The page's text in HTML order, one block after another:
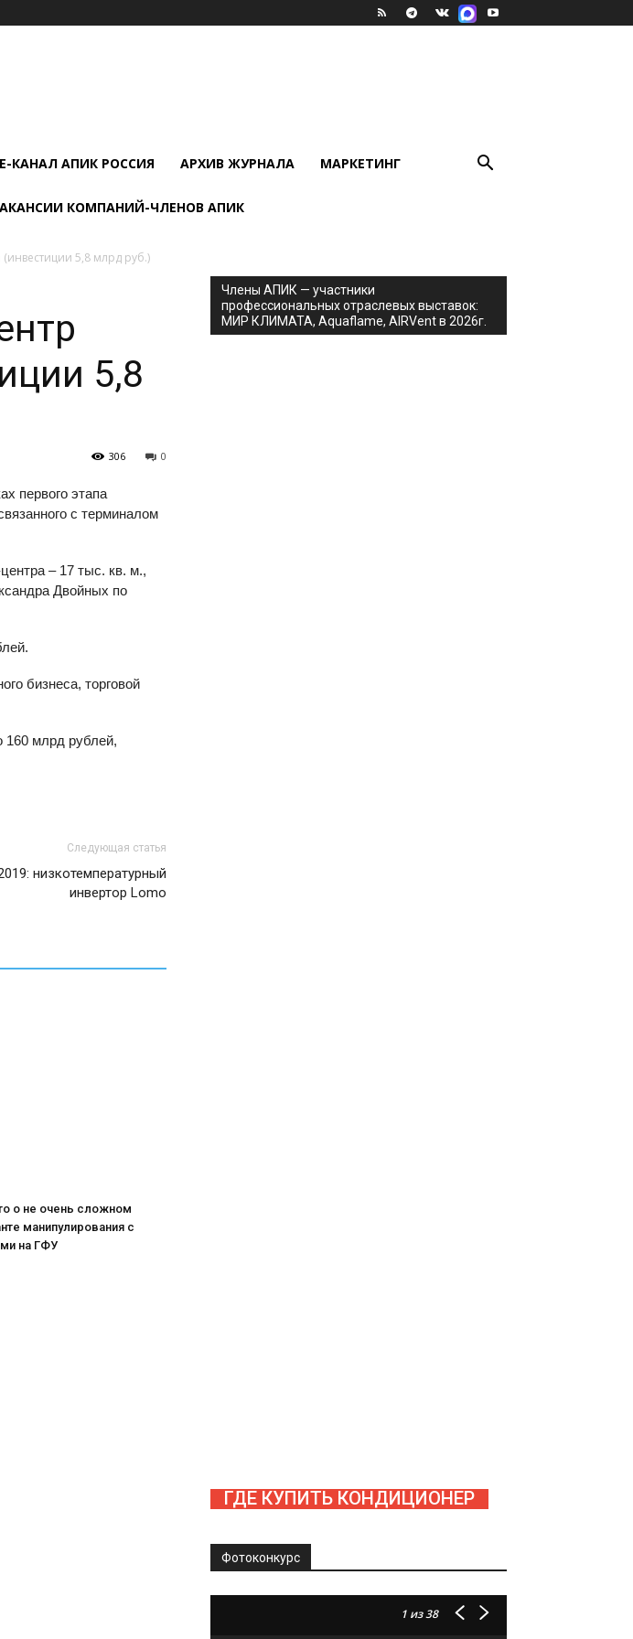
КАНАЛ АПИК РОССИЯ АРХИВ ЖУРНАЛА МАРКЕТИНГ
КОМПАНИЙ-ЧЛЕНОВ АПИК
5,8 млрд руб.)
5,8
0
306
первого этапа
с терминалом
– 17 тыс. кв. м.,
Двойных по
бизнеса, торговой
160 млрд рублей,
Следующая статья
низкотемпературный
инвертор Lomo
о не очень сложном
манипулирования с
на ГФУ
Члены АПИК — участники
профессиональных отраслевых выставок:
МИР КЛИМАТА, Aquaflame, AIRVent в 2026г.
ГДЕ КУПИТЬ КОНДИЦИОНЕР
Фотоконкурс
1 из 38